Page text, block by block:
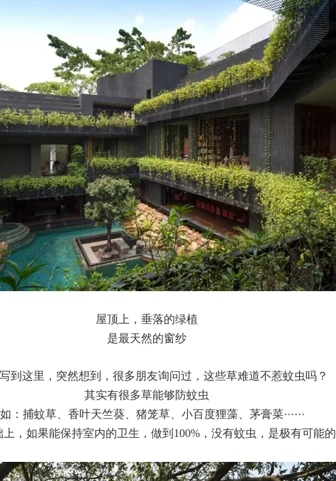
屋顶上，垂落的绿植
是最天然的窗纱
到这里，突然想到，很多朋友询问过，这些草难道不惹蚊虫吗？
其实有很多草能够防蚊虫
：捕蚊草、香叶天竺葵、猪笼草、小百度狸藻、茅膏菜······
上，如果能保持室内的卫生，做到100%，没有蚊虫，是极有可能的